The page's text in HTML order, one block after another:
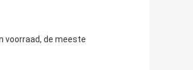
voorraad, de meeste